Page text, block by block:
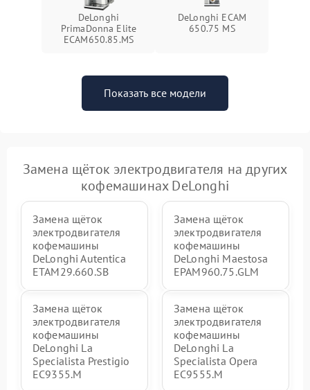
DeLonghi
PrimaDonna Elite
ECAM650.85.MS
DeLonghi ECAM
650.75 MS
Показать все модели
Замена щёток электродвигателя на других
кофемашинах DeLonghi
Замена щёток
электродвигателя
кофемашины
DeLonghi Autentica
ETAM29.660.SB
Замена щёток
электродвигателя
кофемашины
DeLonghi Maestosa
EPAM960.75.GLM
Замена щёток
электродвигателя
кофемашины
DeLonghi La
Specialista Prestigio
EC9355.M
Замена щёток
электродвигателя
кофемашины
DeLonghi La
Specialista Opera
EC9555.M